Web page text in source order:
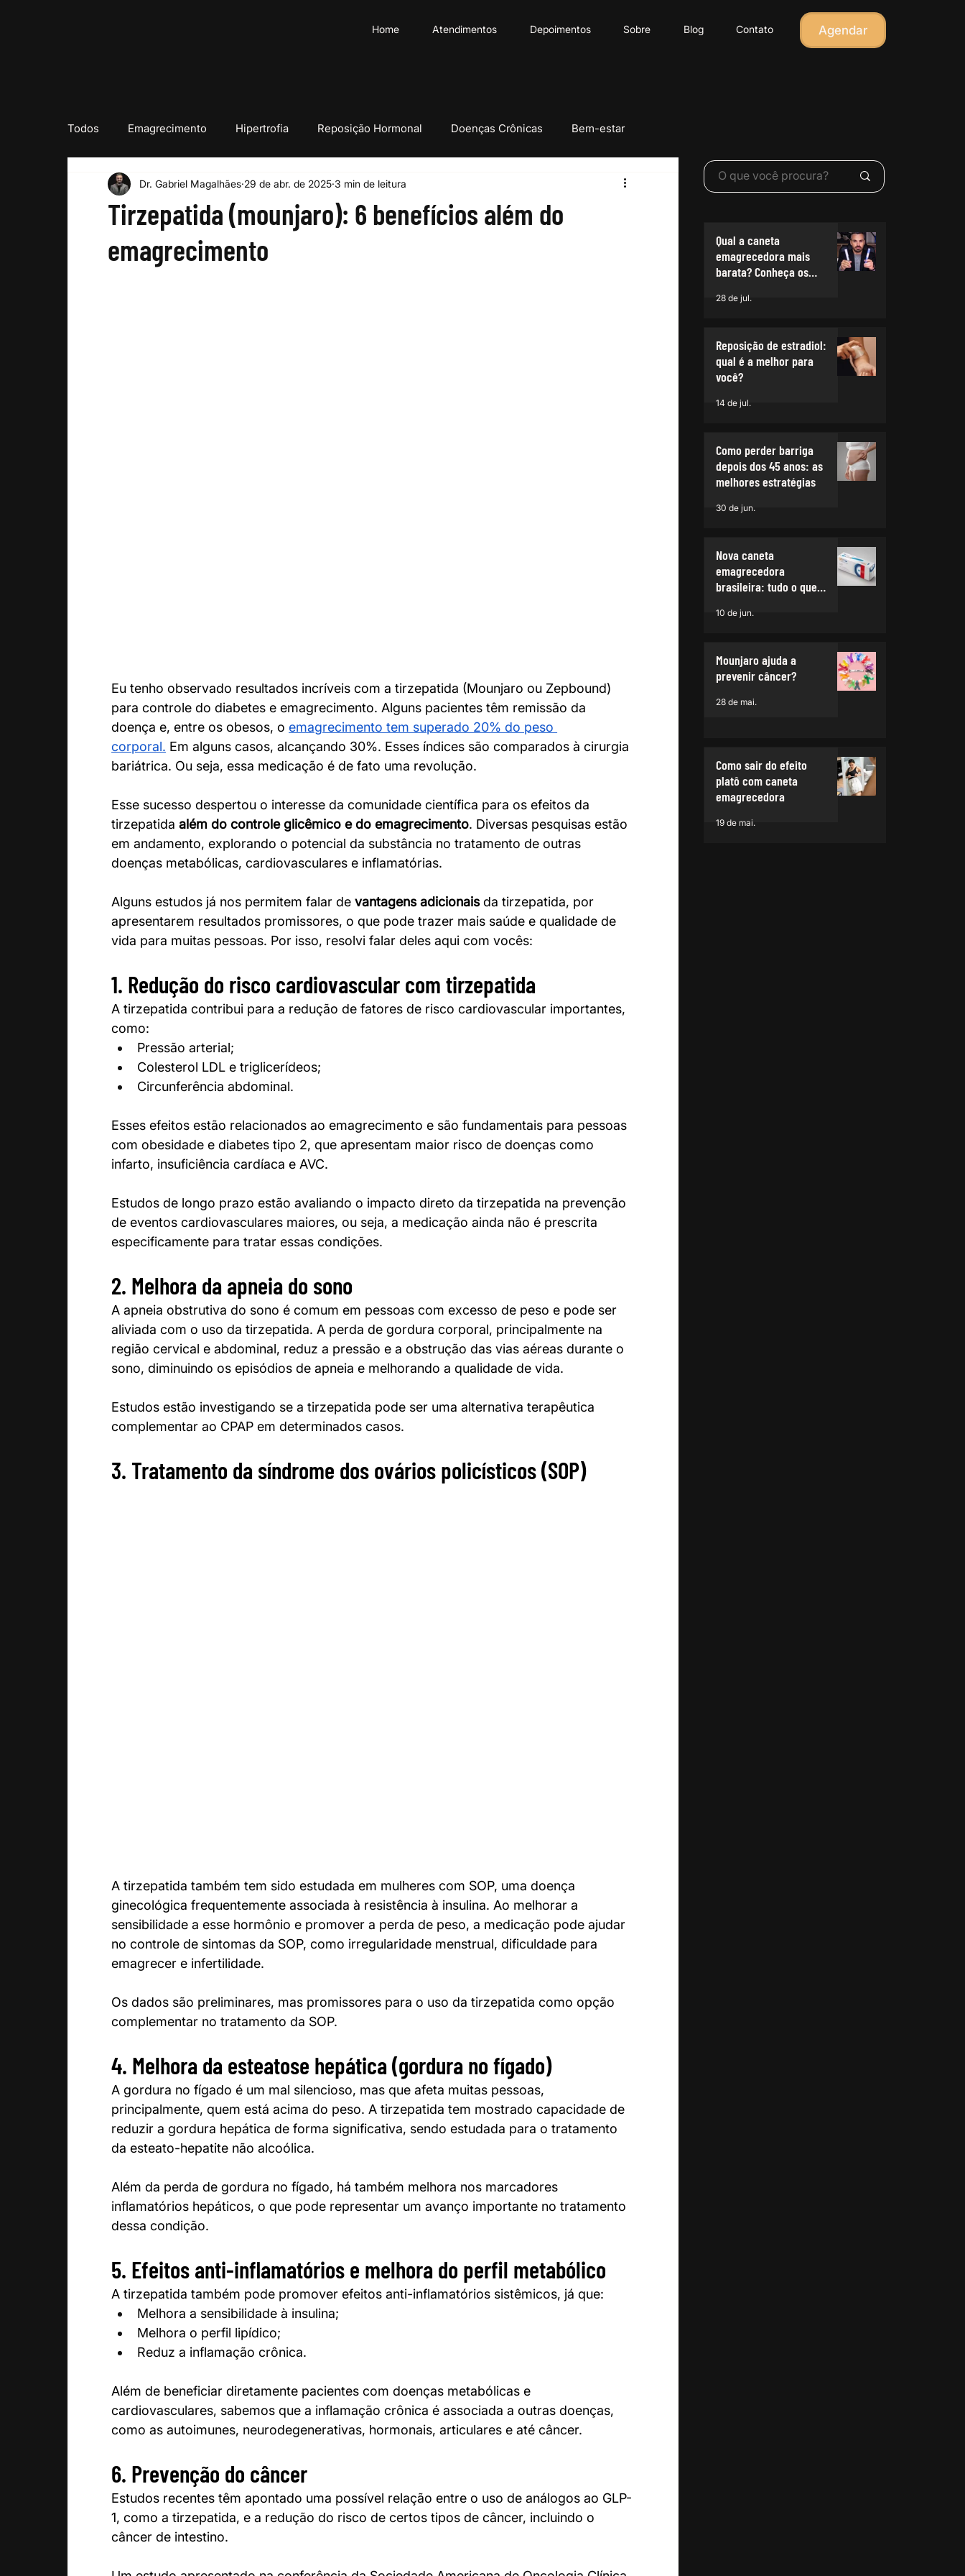
Home Atendimentos Depoimentos Sobre Blog Contato Agendar
Todos Emagrecimento Hipertrofia Reposição Hormonal Doenças Crônicas Bem-estar
Lipedema
Tirzepatida (mounjaro): 6 benefícios além do
emagrecimento
Dr. Gabriel Magalhães 29 de abr. de 2025 3 min de leitura
Eu tenho observado resultados incríveis com a tirzepatida (Mounjaro ou Zepbound)
para controle do diabetes e emagrecimento. Alguns pacientes têm remissão da
doença e, entre os obesos, o emagrecimento tem superado 20% do peso
corporal. Em alguns casos, alcançando 30%. Esses índices são comparados à cirurgia
bariátrica. Ou seja, essa medicação é de fato uma revolução.
Esse sucesso despertou o interesse da comunidade científica para os efeitos da
tirzepatida além do controle glicêmico e do emagrecimento. Diversas pesquisas estão
em andamento, explorando o potencial da substância no tratamento de outras
doenças metabólicas, cardiovasculares e inflamatórias.
Alguns estudos já nos permitem falar de vantagens adicionais da tirzepatida, por
apresentarem resultados promissores, o que pode trazer mais saúde e qualidade de
vida para muitas pessoas. Por isso, resolvi falar deles aqui com vocês:
1. Redução do risco cardiovascular com tirzepatida
A tirzepatida contribui para a redução de fatores de risco cardiovascular importantes,
como:
Pressão arterial;
Colesterol LDL e triglicerídeos;
Circunferência abdominal.
Esses efeitos estão relacionados ao emagrecimento e são fundamentais para pessoas
com obesidade e diabetes tipo 2, que apresentam maior risco de doenças como
infarto, insuficiência cardíaca e AVC.
Estudos de longo prazo estão avaliando o impacto direto da tirzepatida na prevenção
de eventos cardiovasculares maiores, ou seja, a medicação ainda não é prescrita
especificamente para tratar essas condições.
2. Melhora da apneia do sono
A apneia obstrutiva do sono é comum em pessoas com excesso de peso e pode ser
aliviada com o uso da tirzepatida. A perda de gordura corporal, principalmente na
região cervical e abdominal, reduz a pressão e a obstrução das vias aéreas durante o
sono, diminuindo os episódios de apneia e melhorando a qualidade de vida.
Estudos estão investigando se a tirzepatida pode ser uma alternativa terapêutica
complementar ao CPAP em determinados casos.
3. Tratamento da síndrome dos ovários policísticos (SOP)
A tirzepatida também tem sido estudada em mulheres com SOP, uma doença
ginecológica frequentemente associada à resistência à insulina. Ao melhorar a
sensibilidade a esse hormônio e promover a perda de peso, a medicação pode ajudar
no controle de sintomas da SOP, como irregularidade menstrual, dificuldade para
emagrecer e infertilidade.
Os dados são preliminares, mas promissores para o uso da tirzepatida como opção
complementar no tratamento da SOP.
4. Melhora da esteatose hepática (gordura no fígado)
A gordura no fígado é um mal silencioso, mas que afeta muitas pessoas,
principalmente, quem está acima do peso. A tirzepatida tem mostrado capacidade de
reduzir a gordura hepática de forma significativa, sendo estudada para o tratamento
da esteato-hepatite não alcoólica.
Além da perda de gordura no fígado, há também melhora nos marcadores
inflamatórios hepáticos, o que pode representar um avanço importante no tratamento
dessa condição.
5. Efeitos anti-inflamatórios e melhora do perfil metabólico
A tirzepatida também pode promover efeitos anti-inflamatórios sistêmicos, já que:
Melhora a sensibilidade à insulina;
Melhora o perfil lipídico;
Reduz a inflamação crônica.
Além de beneficiar diretamente pacientes com doenças metabólicas e
cardiovasculares, sabemos que a inflamação crônica é associada a outras doenças,
como as autoimunes, neurodegenerativas, hormonais, articulares e até câncer.
6. Prevenção do câncer
Estudos recentes têm apontado uma possível relação entre o uso de análogos ao GLP-
1, como a tirzepatida, e a redução do risco de certos tipos de câncer, incluindo o
câncer de intestino.
Qual a caneta
emagrecedora mais
barata? Conheça os
do mercado em 2026
28 de jul.
Reposição de estradiol:
qual é a melhor para
você?
14 de jul.
Como perder barriga
depois dos 45 anos: as
melhores estratégias
30 de jun.
Nova caneta
emagrecedora
brasileira: tudo o que
sobre ela
10 de jun.
Mounjaro ajuda a
prevenir câncer?
28 de mai.
Como sair do efeito
platô com caneta
emagrecedora
19 de mai.